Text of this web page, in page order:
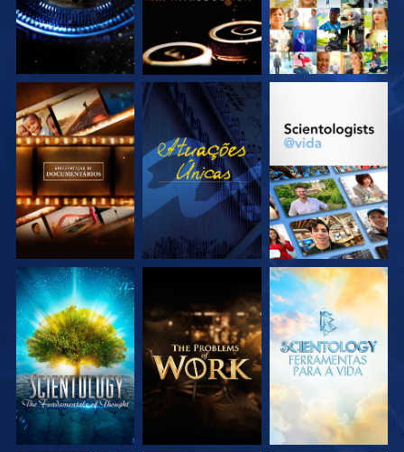
EXPLORE A SÉRIE VEJA EXPLORE A SÉRIE
EXPLORE A SÉRIE EXPLORE A SÉRIE EXPLORE A SÉRIE